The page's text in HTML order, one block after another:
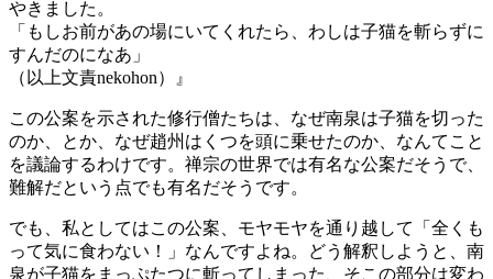
やきました。
「もしお前があの場にいてくれたら、わしは子猫を斬らずに
すんだのになあ」
（以上文責nekohon）』
この公案を示された修行僧たちは、なぜ南泉は子猫を切った
のか、とか、なぜ趙州はくつを頭に乗せたのか、なんてこと
を議論するわけです。禅宗の世界では有名な公案だそうで、
難解だという点でも有名だそうです。
でも、私としてはこの公案、モヤモヤを通り越して「全くも
って気に食わない！」なんですよね。どう解釈しようと、南
泉が子猫をまっぷたつに斬ってしまった、そこの部分は変わ